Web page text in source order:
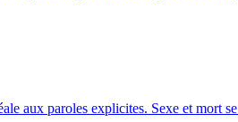
aux paroles explicites. Sexe et mort